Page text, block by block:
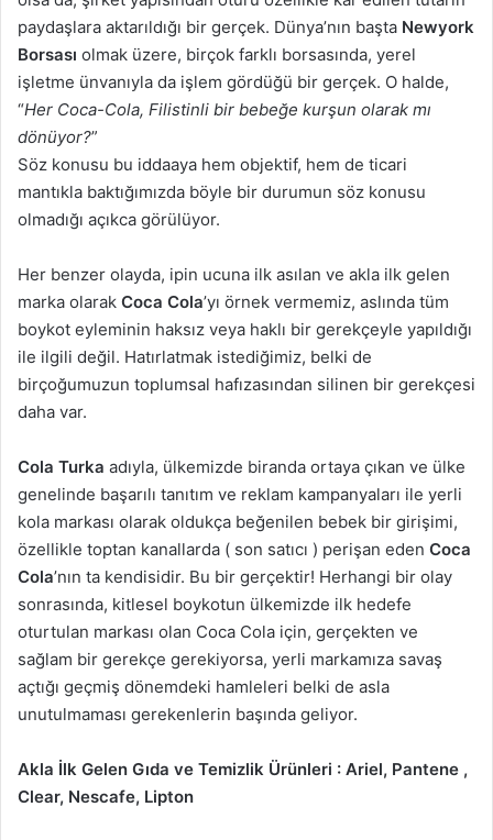
paydaşlara aktarıldığı bir gerçek. Dünya’nın başta Newyork
Borsası olmak üzere, birçok farklı borsasında, yerel
işletme ünvanıyla da işlem gördüğü bir gerçek. O halde,
“Her Coca-Cola, Filistinli bir bebeğe kurşun olarak mı
dönüyor?”
Söz konusu bu iddaaya hem objektif, hem de ticari
mantıkla baktığımızda böyle bir durumun söz konusu
olmadığı açıkca görülüyor.
Her benzer olayda, ipin ucuna ilk asılan ve akla ilk gelen
marka olarak Coca Cola’yı örnek vermemiz, aslında tüm
boykot eyleminin haksız veya haklı bir gerekçeyle yapıldığı
ile ilgili değil. Hatırlatmak istediğimiz, belki de
birçoğumuzun toplumsal hafızasından silinen bir gerekçesi
daha var.
Cola Turka adıyla, ülkemizde biranda ortaya çıkan ve ülke
genelinde başarılı tanıtım ve reklam kampanyaları ile yerli
kola markası olarak oldukça beğenilen bebek bir girişimi,
özellikle toptan kanallarda ( son satıcı ) perişan eden Coca
Cola’nın ta kendisidir. Bu bir gerçektir! Herhangi bir olay
sonrasında, kitlesel boykotun ülkemizde ilk hedefe
oturtulan markası olan Coca Cola için, gerçekten ve
sağlam bir gerekçe gerekiyorsa, yerli markamıza savaş
açtığı geçmiş dönemdeki hamleleri belki de asla
unutulmaması gerekenlerin başında geliyor.
Akla İlk Gelen Gıda ve Temizlik Ürünleri : Ariel, Pantene ,
Clear, Nescafe, Lipton